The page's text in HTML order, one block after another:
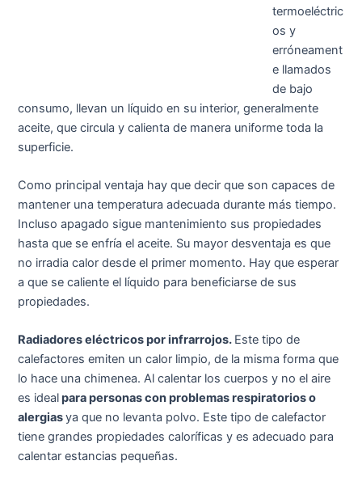
termoeléctric
os y
erróneament
e llamados
de bajo
consumo, llevan un líquido en su interior, generalmente
aceite, que circula y calienta de manera uniforme toda la
superficie.
Como principal ventaja hay que decir que son capaces de
mantener una temperatura adecuada durante más tiempo.
Incluso apagado sigue mantenimiento sus propiedades
hasta que se enfría el aceite. Su mayor desventaja es que
no irradia calor desde el primer momento. Hay que esperar
a que se caliente el líquido para beneficiarse de sus
propiedades.
Radiadores eléctricos por infrarrojos. Este tipo de
calefactores emiten un calor limpio, de la misma forma que
lo hace una chimenea. Al calentar los cuerpos y no el aire
es idealpara personas con problemas respiratorios o
alergiasya que no levanta polvo. Este tipo de calefactor
tiene grandes propiedades caloríficas y es adecuado para
calentar estancias pequeñas.